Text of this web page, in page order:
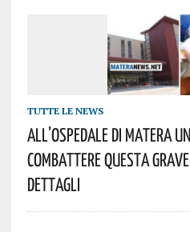
TUTTE LE NEWS
All’Ospedale Di Matera
Combattere Questa
Dettagli